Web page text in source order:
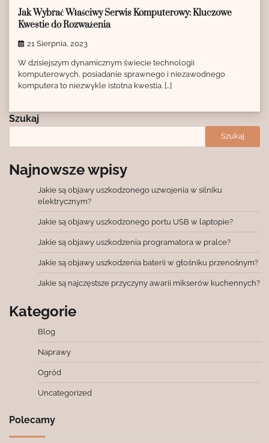
Jak Wybrać Właściwy Serwis Komputerowy: Kluczowe
Kwestie do Rozważenia
21 Sierpnia, 2023
W dzisiejszym dynamicznym świecie technologii
komputerowych, posiadanie sprawnego i niezawodnego
komputera to niezwykle istotna kwestia. […]
Szukaj
Szukaj
Najnowsze wpisy
Jakie są objawy uszkodzonego uzwojenia w silniku
elektrycznym?
Jakie są objawy uszkodzonego portu USB w laptopie?
Jakie są objawy uszkodzenia programatora w pralce?
Jakie są objawy uszkodzenia baterii w głośniku przenośnym?
Jakie są najczęstsze przyczyny awarii mikserów kuchennych?
Kategorie
Blog
Naprawy
Ogród
Uncategorized
Polecamy